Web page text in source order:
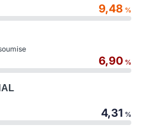
9,48 %
6,90 %
4,31 %